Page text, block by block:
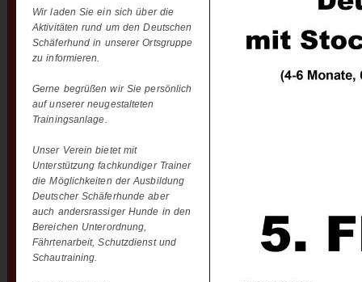
Wir laden Sie ein sich über die
Aktivitäten rund um den Deutschen
Schäferhund in unserer Ortsgruppe
zu informieren.
Gerne begrüßen wir Sie persönlich
auf unserer neugestalteten
Trainingsanlage.
Unser Verein bietet mit
Unterstützung fachkundiger Trainer
die Möglichkeiten der Ausbildung
Deutscher Schäferhunde aber
auch andersrassiger Hunde in den
Bereichen Unterordnung,
Fährtenarbeit, Schutzdienst und
Schautraining.